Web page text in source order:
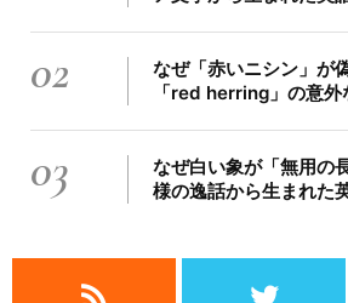
02
なぜ「赤いニシン」が
「red herring」の意外
03
なぜ白い象が「無用の
様の逸話から生まれた